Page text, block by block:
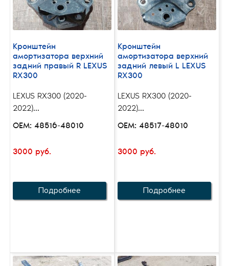
Кронштейн
амортизатора верхний
задний правый R LEXUS
RX300
LEXUS RX300 (2020-
2022)...
OEM: 48516-48010
3000 руб.
Подробнее
Кронштейн
амортизатора верхний
задний левый L LEXUS
RX300
LEXUS RX300 (2020-
2022)...
OEM: 48517-48010
3000 руб.
Подробнее